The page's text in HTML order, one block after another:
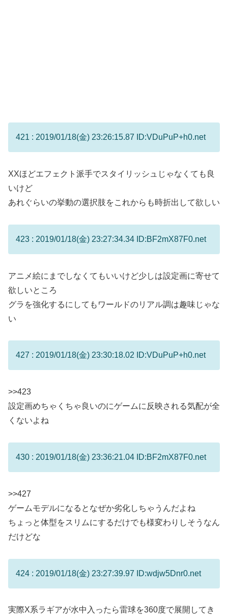
421 : 2019/01/18(金) 23:26:15.87 ID:VDuPuP+h0.net
XXほどエフェクト派手でスタイリッシュじゃなくても良
いけど
あれぐらいの挙動の選択肢をこれからも時折出して欲しい
423 : 2019/01/18(金) 23:27:34.34 ID:BF2mX87F0.net
アニメ絵にまでしなくてもいいけど少しは設定画に寄せて
欲しいところ
グラを強化するにしてもワールドのリアル調は趣味じゃな
い
427 : 2019/01/18(金) 23:30:18.02 ID:VDuPuP+h0.net
>>423
設定画めちゃくちゃ良いのにゲームに反映される気配が全
くないよね
430 : 2019/01/18(金) 23:36:21.04 ID:BF2mX87F0.net
>>427
ゲームモデルになるとなぜか劣化しちゃうんだよね
ちょっと体型をスリムにするだけでも様変わりしそうなん
だけどな
424 : 2019/01/18(金) 23:27:39.97 ID:wdjw5Dnr0.net
実際X系ラギアが水中入ったら雷球を360度で展開してき